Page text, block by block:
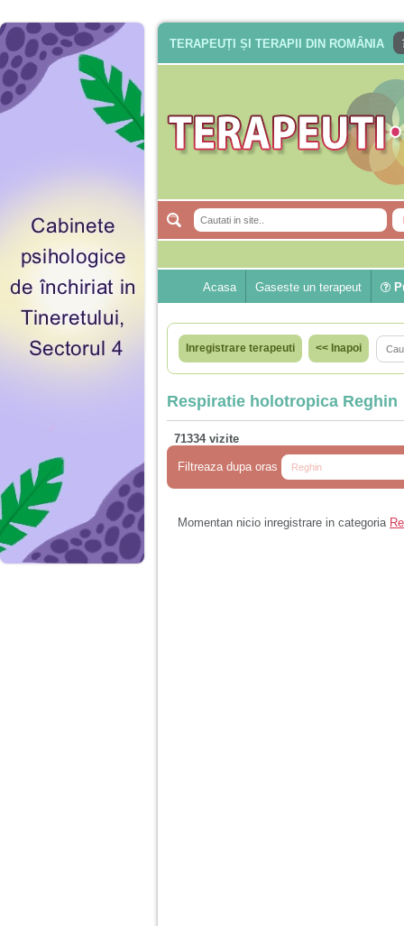
TERAPEUȚI ȘI TERAPII DIN ROMÂNIA
Acasa Gaseste un terapeut
Inregistrare terapeuti << Inapoi
Respiratie holotropica Reghin
71334 vizite
Filtreaza dupa oras
Momentan nicio inregistrare in categoria